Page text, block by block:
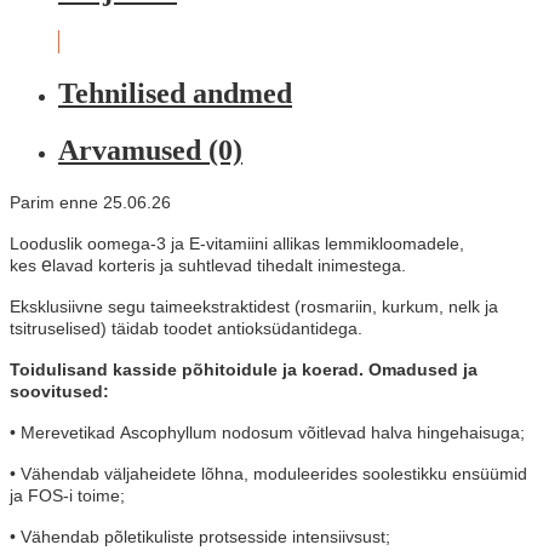
Tehnilised andmed
Arvamused (0)
Parim enne 25.06.26
Looduslik oomega-3 ja E-vitamiini allikas lemmikloomadele,
kes elavad korteris ja suhtlevad tihedalt inimestega.
Eksklusiivne segu taimeekstraktidest (rosmariin, kurkum, nelk ja
tsitruselised) täidab toodet antioksüdantidega.
Toidulisand kasside põhitoidule ja koerad. Omadused ja
soovitused:
• Merevetikad Ascophyllum nodosum võitlevad halva hingehaisuga;
• Vähendab väljaheidete lõhna, moduleerides soolestikku ensüümid
ja FOS-i toime;
• Vähendab põletikuliste protsesside intensiivsust;